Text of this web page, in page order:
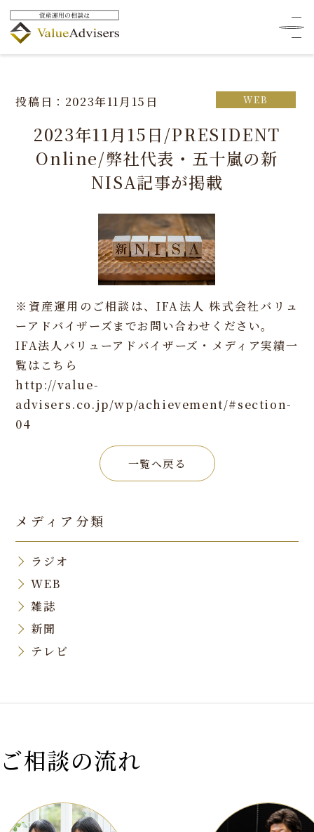
HOME メディア掲載
2023年11月15日/PRESIDENT Online/弊社代表・五十嵐の新
NISA記事が掲載
投稿日：2023年11月15日 WEB
2023年11月15日/PRESIDENT
Online/弊社代表・五十嵐の新
NISA記事が掲載
※資産運用のご相談は、IFA法人 株式会社バリュ
ーアドバイザーズまでお問い合わせください。
IFA法人バリューアドバイザーズ・メディア実績一
覧はこちら
http://value-
advisers.co.jp/wp/achievement/#section-
04
一覧へ戻る
メディア分類
ラジオ
WEB
雑誌
新聞
テレビ
ご相談の流れ